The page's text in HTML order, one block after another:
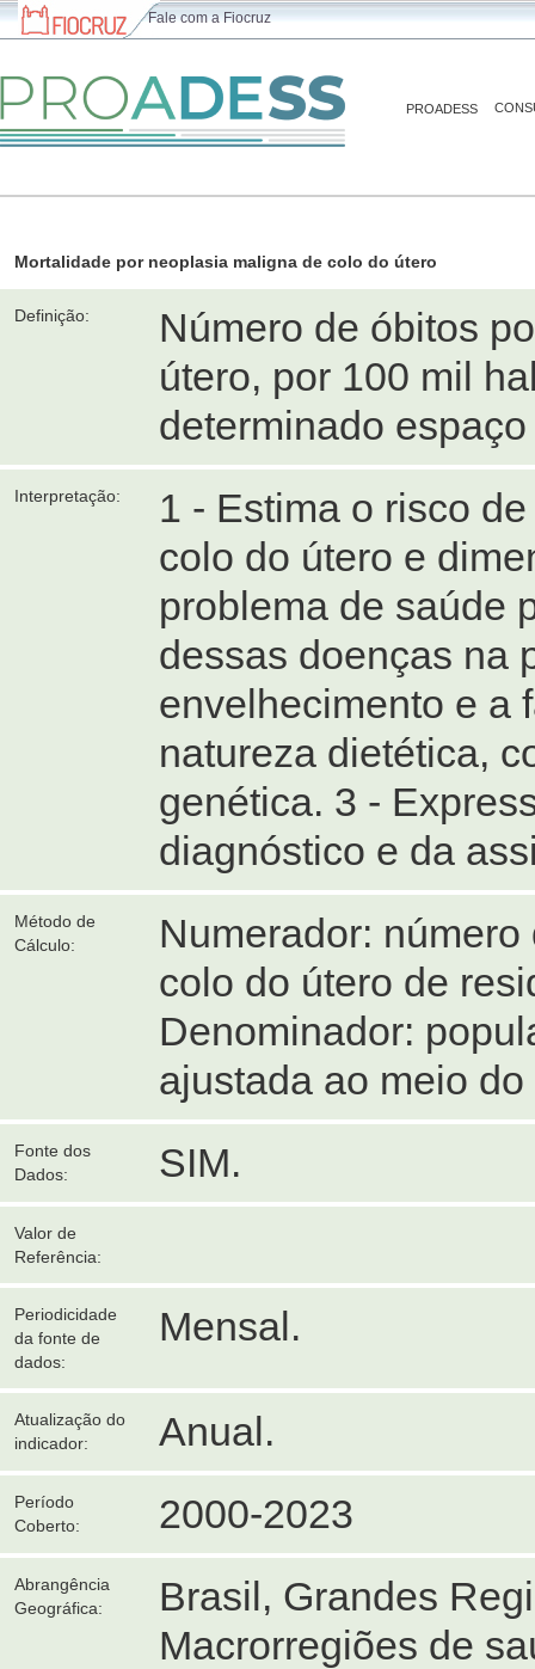
Fale com a Fiocruz
PROADESS
Mortalidade por neoplasia maligna de colo do útero
Definição:
Número de óbitos
útero, por 100 mil
determinado
Interpretação:
1 - Estima o risco
colo do útero e
problema de saúde
dessas doenças na
envelhecimento e a
natureza dietética,
genética. 3 -
diagnóstico e da
Método de
Cálculo:
Numerador:
colo do útero de
Denominador:
ajustada ao meio
Fonte dos
Dados:
SIM.
Valor de
Referência:
Periodicidade
da fonte de
dados:
Mensal.
Atualização do
indicador:
Anual.
Período
Coberto:
2000-2023
Abrangência
Geográfica:
Brasil, Grandes
Macrorregiões de